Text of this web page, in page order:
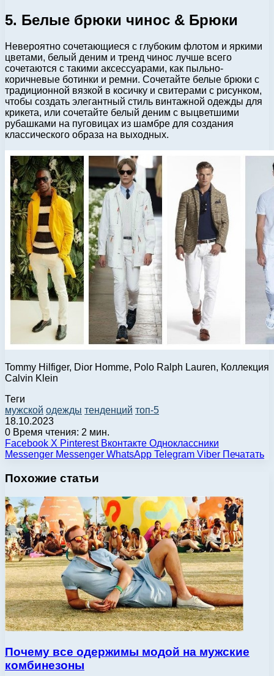
5. Белые брюки чинос & Брюки
Невероятно сочетающиеся с глубоким флотом и яркими
цветами, белый деним и тренд чинос лучше всего
сочетаются с такими аксессуарами, как пыльно-
коричневые ботинки и ремни. Сочетайте белые брюки с
традиционной вязкой в ​​косичку и свитерами с рисунком,
чтобы создать элегантный стиль винтажной одежды для
крикета, или сочетайте белый деним с выцветшими
рубашками на пуговицах из шамбре для создания
классического образа на выходных.
Tommy Hilfiger, Dior Homme, Polo Ralph Lauren, Коллекция
Calvin Klein
Теги
мужской одежды тенденций топ-5
18.10.2023
0 Время чтения: 2 мин.
Facebook X Pinterest Вконтакте Одноклассники
Messenger Messenger WhatsApp Telegram Viber Печатать
Похожие статьи
Почему все одержимы модой на мужские
комбинезоны